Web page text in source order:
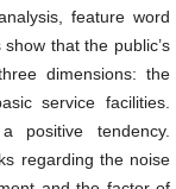
feature word
that the public’s
dimensions: the
service facilities.
positive tendency.
regarding the noise